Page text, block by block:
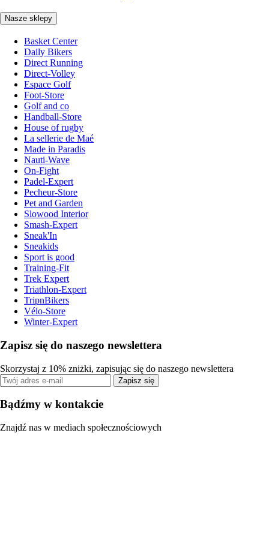
Nasze sklepy
Basket Center
Daily Bikers
Direct Running
Direct-Volley
Espace Golf
Foot-Store
Golf and co
Handball-Store
House of rugby
La sellerie de Maé
Made in Paradis
Nauti-Wave
On-Fight
Padel-Expert
Pecheur-Store
Pet and Garden
Slowood Interior
Smash-Expert
Sneak'In
Sneakids
Sport is good
Training-Fit
Trek Expert
Triathlon-Expert
TripnBikers
Vélo-Store
Winter-Expert
Zapisz się do naszego newslettera
Skorzystaj z 10% zniżki, zapisując się do naszego newslettera
Zapisz się
Bądźmy w kontakcie
Znajdź nas w mediach społecznościowych